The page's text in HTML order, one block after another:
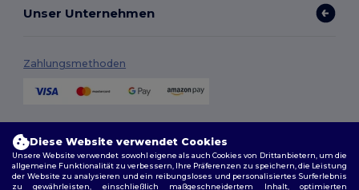
Unser Unternehmen
Zahlungsmethoden
Diese Website verwendet Cookies
Unsere Website verwendet sowohl eigene als auch Cookies von Drittanbietern, um die
allgemeine Funktionalität zu verbessern, Ihre Präferenzen zu speichern, die Leistung
der Website zu analysieren und ein reibungsloses und personalisiertes Surferlebnis
zu gewährleisten, einschließlich maßgeschneidertem Inhalt, optimierten